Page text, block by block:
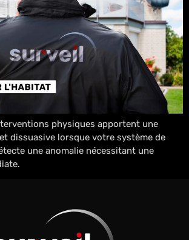
physiques apportent une
dissuasive lorsque votre système de
une anomalie nécessitant une